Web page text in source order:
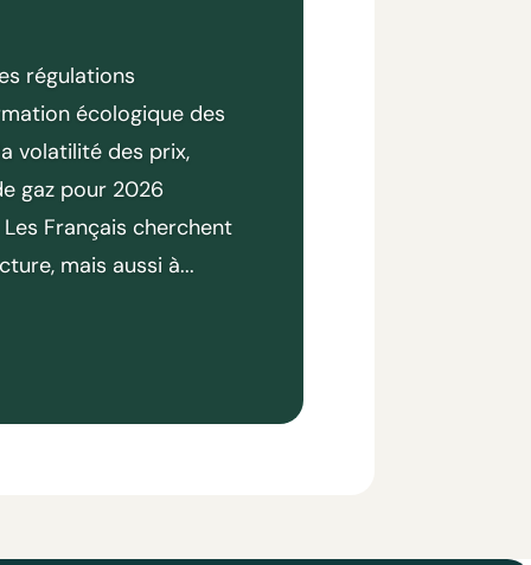
régulations
écologique des
volatilité des prix,
gaz pour 2026
Français cherchent
mais aussi à...